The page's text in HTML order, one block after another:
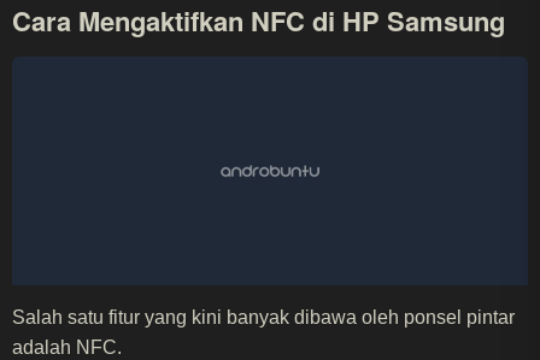
Cara Mengaktifkan NFC di HP Samsung
Salah satu fitur yang kini banyak dibawa oleh ponsel pintar
adalah NFC.